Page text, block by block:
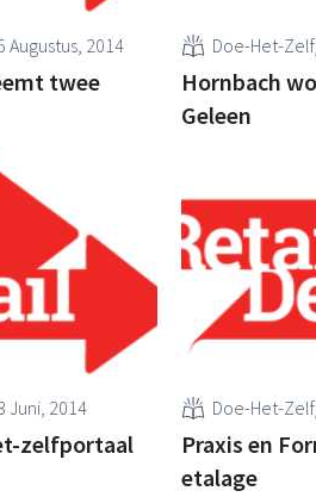
Augustus, 2014
twee
Doe-Het-
Hornbach
Geleen
Juni, 2014
zelfportaal
Doe-Het-
Praxis en
etalage